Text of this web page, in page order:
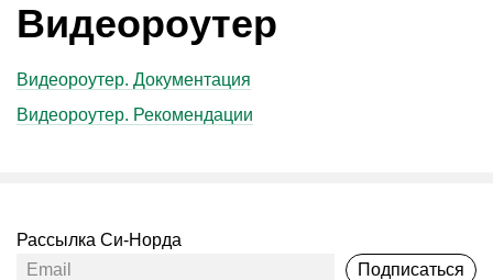
Видеороутер
Видеороутер. Документация
Видеороутер. Рекомендации
Рассылка Си-Норда
Подписаться